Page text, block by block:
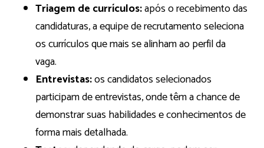
Triagem de currículos:após o recebimento das
candidaturas, a equipe de recrutamento seleciona
os currículos que mais se alinham ao perfil da
vaga.
Entrevistas:os candidatos selecionados
participam de entrevistas, onde têm a chance de
demonstrar suas habilidades e conhecimentos de
forma mais detalhada.